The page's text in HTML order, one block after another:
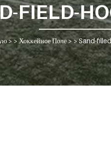
FIELD-
> > Хоккейное Поле> >Sand-